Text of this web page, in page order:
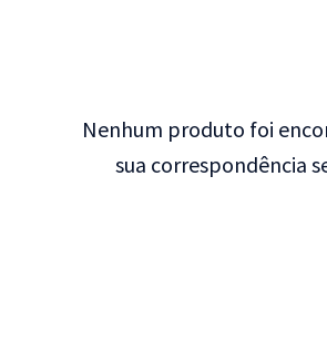
Nenhum produto foi
sua correspondência